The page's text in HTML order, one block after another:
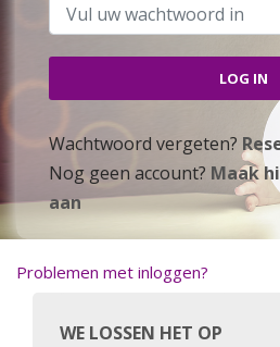
Wachtwoord vergeten?
Nog geen account? Maak
aan
Problemen met inloggen?
WE LOSSEN HET OP